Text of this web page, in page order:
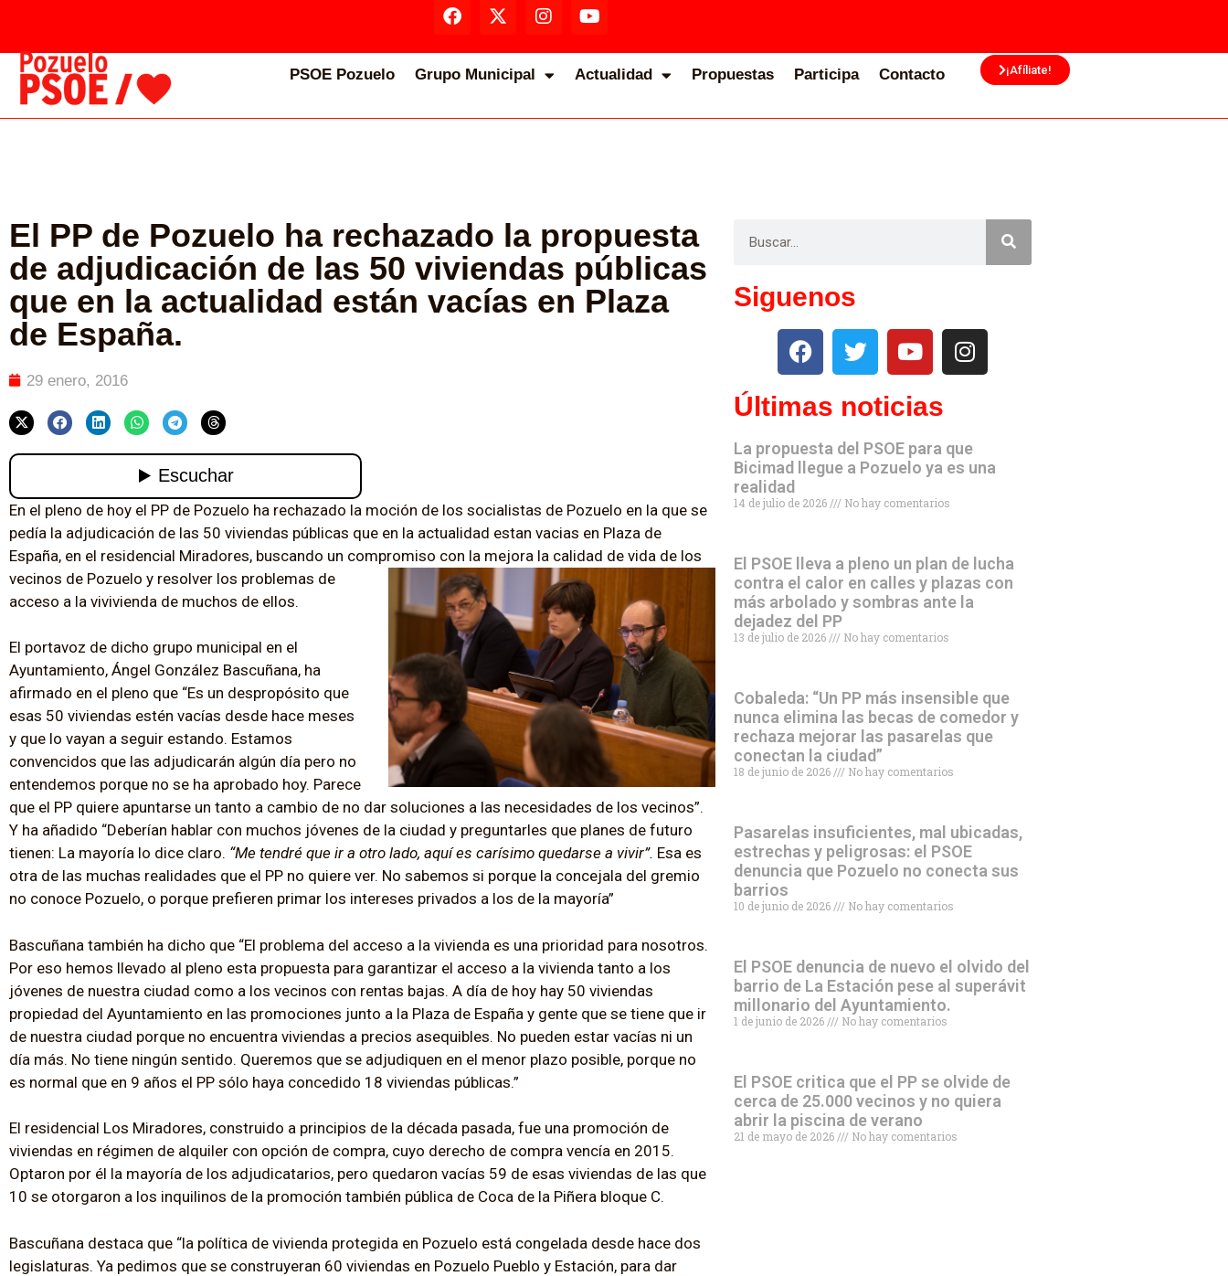
PSOE Pozuelo Grupo Municipal Actualidad Propuestas Participa Contacto ¡Afíliate!
El PP de Pozuelo ha rechazado la propuesta
de adjudicación de las 50 viviendas públicas
que en la actualidad están vacías en Plaza
de España.
29 enero, 2016
En el pleno de hoy el PP de Pozuelo ha rechazado la moción de los socialistas de Pozuelo en la que se
pedía la adjudicación de las 50 viviendas públicas que en la actualidad estan vacias en Plaza de
España, en el residencial Miradores, buscando un compromiso con la mejora la calidad de vida de los
vecinos de Pozuelo y resolver los problemas de
acceso a la vivivienda de muchos de ellos.
El portavoz de dicho grupo municipal en el
Ayuntamiento, Ángel González Bascuñana, ha
afirmado en el pleno que “Es un despropósito que
esas 50 viviendas estén vacías desde hace meses
y que lo vayan a seguir estando. Estamos
convencidos que las adjudicarán algún día pero no
entendemos porque no se ha aprobado hoy. Parece
que el PP quiere apuntarse un tanto a cambio de no dar soluciones a las necesidades de los vecinos”.
Y ha añadido “Deberían hablar con muchos jóvenes de la ciudad y preguntarles que planes de futuro
tienen: La mayoría lo dice claro. “Me tendré que ir a otro lado, aquí es carísimo quedarse a vivir”. Esa es
otra de las muchas realidades que el PP no quiere ver. No sabemos si porque la concejala del gremio
no conoce Pozuelo, o porque prefieren primar los intereses privados a los de la mayoría”
Bascuñana también ha dicho que “El problema del acceso a la vivienda es una prioridad para nosotros.
Por eso hemos llevado al pleno esta propuesta para garantizar el acceso a la vivienda tanto a los
jóvenes de nuestra ciudad como a los vecinos con rentas bajas. A día de hoy hay 50 viviendas
propiedad del Ayuntamiento en las promociones junto a la Plaza de España y gente que se tiene que ir
de nuestra ciudad porque no encuentra viviendas a precios asequibles. No pueden estar vacías ni un
día más. No tiene ningún sentido. Queremos que se adjudiquen en el menor plazo posible, porque no
es normal que en 9 años el PP sólo haya concedido 18 viviendas públicas.”
El residencial Los Miradores, construido a principios de la década pasada, fue una promoción de
viviendas en régimen de alquiler con opción de compra, cuyo derecho de compra vencía en 2015.
Optaron por él la mayoría de los adjudicatarios, pero quedaron vacías 59 de esas viviendas de las que
10 se otorgaron a los inquilinos de la promoción también pública de Coca de la Piñera bloque C.
Bascuñana destaca que “la política de vivienda protegida en Pozuelo está congelada desde hace dos
legislaturas. Ya pedimos que se construyeran 60 viviendas en Pozuelo Pueblo y Estación, para dar
Siguenos
Últimas noticias
La propuesta del PSOE para que
Bicimad llegue a Pozuelo ya es una
realidad
14 de julio de 2026 No hay comentarios
El PSOE lleva a pleno un plan de lucha
contra el calor en calles y plazas con
más arbolado y sombras ante la
dejadez del PP
13 de julio de 2026 No hay comentarios
Cobaleda: “Un PP más insensible que
nunca elimina las becas de comedor y
rechaza mejorar las pasarelas que
conectan la ciudad”
18 de junio de 2026 No hay comentarios
Pasarelas insuficientes, mal ubicadas,
estrechas y peligrosas: el PSOE
denuncia que Pozuelo no conecta sus
barrios
10 de junio de 2026 No hay comentarios
El PSOE denuncia de nuevo el olvido del
barrio de La Estación pese al superávit
millonario del Ayuntamiento.
1 de junio de 2026 No hay comentarios
El PSOE critica que el PP se olvide de
cerca de 25.000 vecinos y no quiera
abrir la piscina de verano
21 de mayo de 2026 No hay comentarios